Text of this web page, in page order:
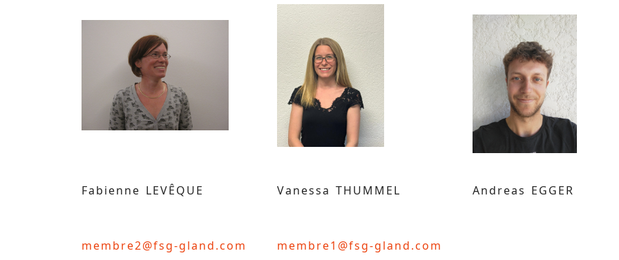
Fabienne LEVÊQUE
membre2@fsg-gland.com
Vanessa THUMMEL
membre1@fsg-gland.com
Andreas EGGER